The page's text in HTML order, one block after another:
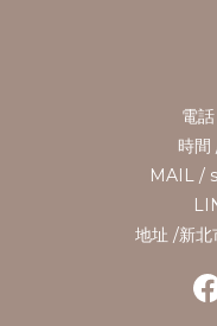
電
時
MAIL /
地址 /新北